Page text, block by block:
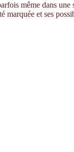
même dans
marquée et ses